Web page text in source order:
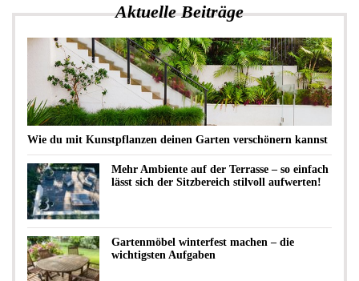
Aktuelle Beiträge
Wie du mit Kunstpflanzen deinen Garten verschönern kannst
Mehr Ambiente auf der Terrasse – so einfach
lässt sich der Sitzbereich stilvoll aufwerten!
Gartenmöbel winterfest machen – die
wichtigsten Aufgaben